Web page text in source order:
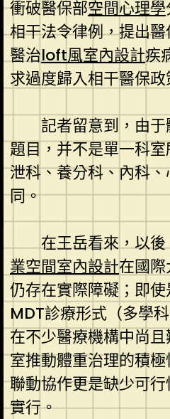
衝破醫保部空間心理學
相干法令律例，提出
醫治loft風室內設計疾
求過度歸入相干醫保政
記者留意到，由
題目，并不是單一科
泄科、養分科、內科
同。
在王岳看來，以
業空間室內設計在國
仍存在實際障礙；即
MDT診療形式（多學
在不少醫療機構中尚
室推動體重治理的積
聯動協作更是缺少可
實行。